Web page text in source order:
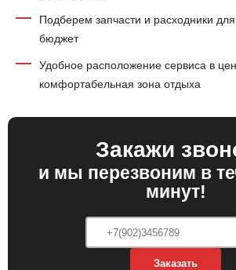
Подберем запчасти и расходники
бюджет
Удобное расположение сервиса в
комфортабельная зона отдыха
Закажи
и мы перезвоним в
минут!
Заказать